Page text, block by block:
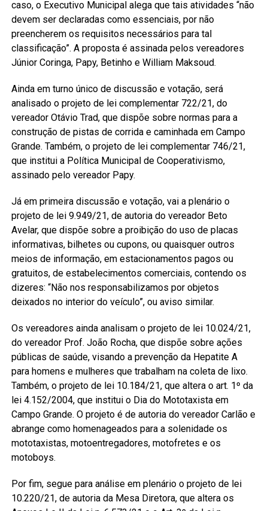
caso, o Executivo Municipal alega que tais atividades “não
devem ser declaradas como essenciais, por não
preencherem os requisitos necessários para tal
classificação”. A proposta é assinada pelos vereadores
Júnior Coringa, Papy, Betinho e William Maksoud.
Ainda em turno único de discussão e votação, será
analisado o projeto de lei complementar 722/21, do
vereador Otávio Trad, que dispõe sobre normas para a
construção de pistas de corrida e caminhada em Campo
Grande. Também, o projeto de lei complementar 746/21,
que institui a Política Municipal de Cooperativismo,
assinado pelo vereador Papy.
Já em primeira discussão e votação, vai a plenário o
projeto de lei 9.949/21, de autoria do vereador Beto
Avelar, que dispõe sobre a proibição do uso de placas
informativas, bilhetes ou cupons, ou quaisquer outros
meios de informação, em estacionamentos pagos ou
gratuitos, de estabelecimentos comerciais, contendo os
dizeres: “Não nos responsabilizamos por objetos
deixados no interior do veículo”, ou aviso similar.
Os vereadores ainda analisam o projeto de lei 10.024/21,
do vereador Prof. João Rocha, que dispõe sobre ações
públicas de saúde, visando a prevenção da Hepatite A
para homens e mulheres que trabalham na coleta de lixo.
Também, o projeto de lei 10.184/21, que altera o art. 1º da
lei 4.152/2004, que institui o Dia do Mototaxista em
Campo Grande. O projeto é de autoria do vereador Carlão e
abrange como homenageados para a solenidade os
mototaxistas, motoentregadores, motofretes e os
motoboys.
Por fim, segue para análise em plenário o projeto de lei
10.220/21, de autoria da Mesa Diretora, que altera os